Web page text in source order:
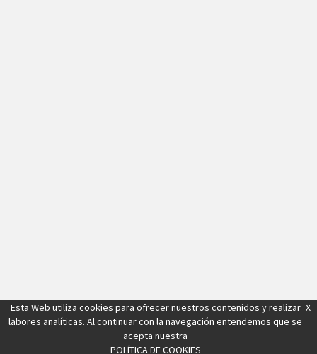
Esta Web utiliza cookies para ofrecer nuestros contenidos y realizar
labores analíticas. Al continuar con la navegación entendemos que se
acepta nuestra
POLÍTICA DE COOKIES
X